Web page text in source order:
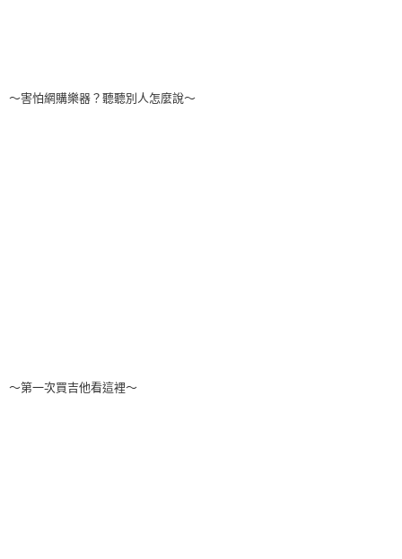
～害怕網購樂器？聽聽別人怎麼說～
～第一次買吉他看這裡～